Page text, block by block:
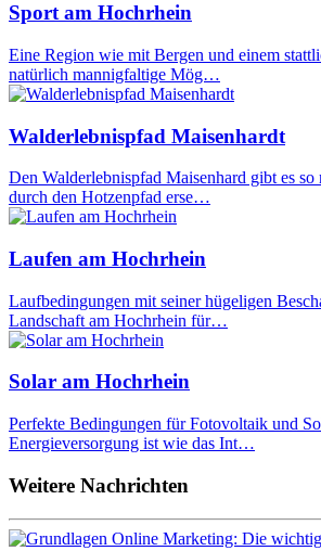
Sport am Hochrhein
Eine Region wie mit Bergen und einem
natürlich mannigfaltige Mög…
Walderlebnispfad Maisenhardt
Den Walderlebnispfad Maisenhard gibt es
durch den Hotzenpfad erse…
Laufen am Hochrhein
Laufbedingungen mit seiner hügeligen
Landschaft am Hochrhein für…
Solar am Hochrhein
Perfekte Bedingungen für Fotovoltaik und
Energieversorgung ist wie das Int…
Weitere Nachrichten